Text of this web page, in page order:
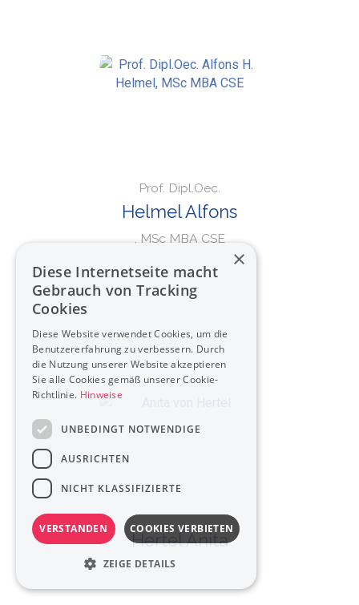
Prof. Dipl.Oec.
Helmel Alfons
, MSc MBA CSE
Hertel Anita
×
Diese Internetseite macht
Gebrauch von Tracking
Cookies
Diese Website verwendet Cookies, um die
Benutzererfahrung zu verbessern. Durch
die Nutzung unserer Website akzeptieren
Sie alle Cookies gemäß unserer Cookie-
Richtlinie. Hinweise
UNBEDINGT NOTWENDIGE
AUSRICHTEN
NICHT KLASSIFIZIERTE
VERSTANDEN COOKIES VERBIETEN
ZEIGE DETAILS